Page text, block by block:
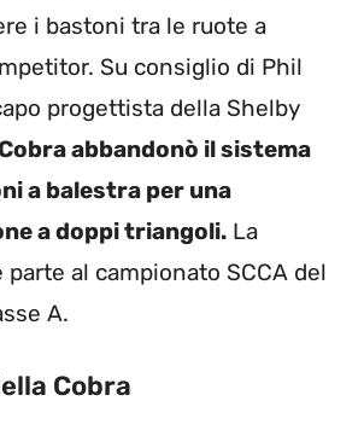
i bastoni tra le ruote a
Su consiglio di Phil
progettista della Shelby
abbandonò il sistema
a balestra per una
a doppi triangoli. La
al campionato SCCA del
A.
Cobra